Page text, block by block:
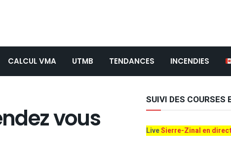
CALCUL VMA UTMB TENDANCES INCENDIES
vous
SUIVI DES COURSES
LiveSierre-Zinal en